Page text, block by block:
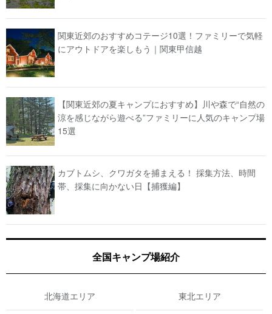
関東近郊のおすすめコテージ10選！ファミリーで気軽
にアウトドアを楽しもう｜関東甲信越
【関東近郊の夏キャンプにおすすめ】川や森で“自然の
涼を感じながら遊べる”ファミリーに人気のキャンプ場
15選
カブトムシ、クワガタを捕まえる！ 採集方法、時間
帯、採集に向かない日【捕獲編】
全国キャンプ場紹介
北海道エリア 東北エリア